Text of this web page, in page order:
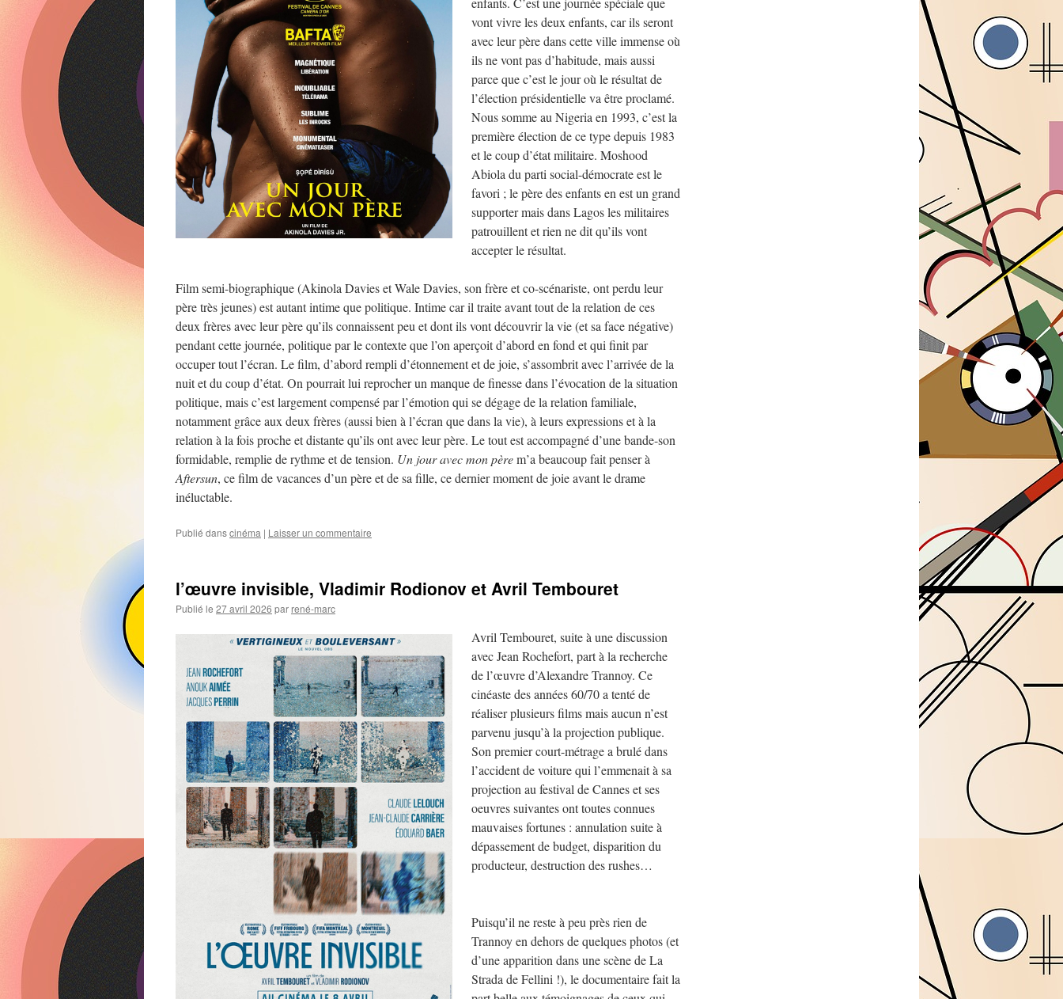
vont vivre les deux enfants, car ils seront
avec leur père dans cette ville immense où
ils ne vont pas d’habitude, mais aussi
parce que c’est le jour où le résultat de
l’élection présidentielle va être proclamé.
Nous somme au Nigeria en 1993, c’est la
première élection de ce type depuis 1983
et le coup d’état militaire. Moshood
Abiola du parti social-démocrate est le
favori ; le père des enfants en est un grand
supporter mais dans Lagos les militaires
patrouillent et rien ne dit qu’ils vont
accepter le résultat.
Film semi-biographique (Akinola Davies et Wale Davies, son frère et co-scénariste, ont perdu leur
père très jeunes) est autant intime que politique. Intime car il traite avant tout de la relation de ces
deux frères avec leur père qu’ils connaissent peu et dont ils vont découvrir la vie (et sa face négative)
pendant cette journée, politique par le contexte que l’on aperçoit d’abord en fond et qui finit par
occuper tout l’écran. Le film, d’abord rempli d’étonnement et de joie, s’assombrit avec l’arrivée de la
nuit et du coup d’état. On pourrait lui reprocher un manque de finesse dans l’évocation de la situation
politique, mais c’est largement compensé par l’émotion qui se dégage de la relation familiale,
notamment grâce aux deux frères (aussi bien à l’écran que dans la vie), à leurs expressions et à la
relation à la fois proche et distante qu’ils ont avec leur père. Le tout est accompagné d’une bande-son
formidable, remplie de rythme et de tension. Un jour avec mon pèrem’a beaucoup fait penser à
Aftersun, ce film de vacances d’un père et de sa fille, ce dernier moment de joie avant le drame
inéluctable.
Publié danscinéma | Laisser un commentaire
l’œuvre invisible, Vladimir Rodionov et Avril Tembouret
Publié le 27 avril 2026 par rené-marc
Avril Tembouret, suite à une discussion
avec Jean Rochefort, part à la recherche
de l’œuvre d’Alexandre Trannoy. Ce
cinéaste des années 60/70 a tenté de
réaliser plusieurs films mais aucun n’est
parvenu jusqu’à la projection publique.
Son premier court-métrage a brulé dans
l’accident de voiture qui l’emmenait à sa
projection au festival de Cannes et ses
oeuvres suivantes ont toutes connues
mauvaises fortunes : annulation suite à
dépassement de budget, disparition du
producteur, destruction des rushes…
Puisqu’il ne reste à peu près rien de
Trannoy en dehors de quelques photos (et
d’une apparition dans une scène de La
Strada de Fellini !), le documentaire fait la